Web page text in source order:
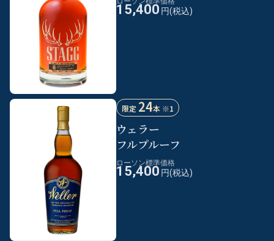
15,400 円(税込)
限定 24本 ※1
ウェラー
フルプルーフ
ローソン標準価格
15,400 円(税込)